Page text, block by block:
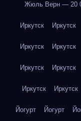
Жюль Верн — 20
Иркутск Иркутск
Иркутск Иркутск
Иркутск Иркутск
Иркутск Иркутск
Йогурт Йогурт